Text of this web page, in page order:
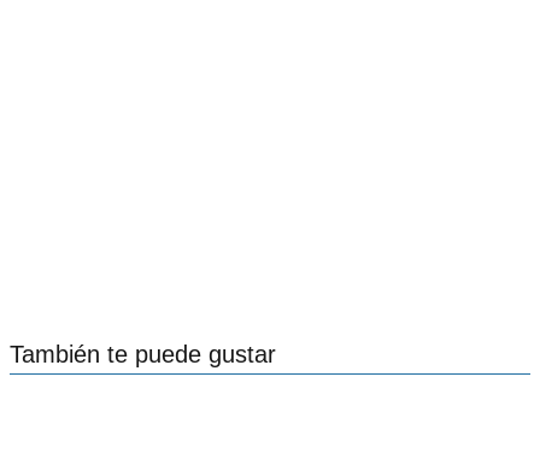
También te puede gustar